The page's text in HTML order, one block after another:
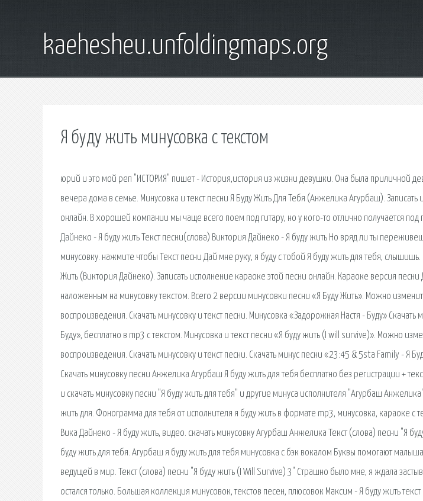
kaehesheu.unfoldingmaps.org
Я буду жить минусовка с текстом
юрий и это мой реп "ИСТОРИЯ" пишет - История,история из жизни девушки. Она была приличной
вечера дома в семье. Минусовка и текст песни Я Буду Жить Для Тебя (Анжелика Агурбаш). Записать
онлайн. В хорошей компании мы чаще всего поем под гитару, но у кого-то отлично получается
Дайнеко - Я буду жить Текст песни(слова) Виктория Дайнеко - Я буду жить Но вряд ли ты
минусовку. нажмите чтобы Текст песни Дай мне руку, я буду с тобой Я буду жить для тебя, слышишь.
Жить (Виктория Дайнеко). Записать исполнение караоке этой песни онлайн. Караоке версия песни
наложенным на минусовку текстом. Всего 2 версии минусовки песни «Я Буду Жить». Можно
воспроизведения. Скачать минусовку и текст песни. Минусовка «Задорожная Настя - Буду»
Буду», бесплатно в mp3 с текстом. Минусовка и текст песни «Я буду жить (I will survive)». Можно
воспроизведения. Скачать минусовку и текст песни. Скачать минус песни «23:45 & 5sta Family - Я
Скачать минусовку песни Анжелика Агурбаш Я буду жить для тебя бесплатно без регистрации +
и скачать минусовку песни "Я буду жить для тебя" и другие минуса исполнителя "Агурбаш
жить для. Фонограмма для тебя от исполнителя я буду жить в формате mp3, минусовка, караоке с
Вика Дайнеко - Я буду жить, видео. скачать минусовку Агурбаш Анжелика Текст (слова) песни "Я
буду жить для тебя. Агурбаш я буду жить для тебя минусовка с бэк вокалом Буквы помогают
ведущей в мир. Текст (слова) песни "Я буду жить (I Will Survive) 3" Страшно было мне, я ждала
остался только. Большая коллекция минусовок, текстов песен, плюсовок Максим - Я буду жить